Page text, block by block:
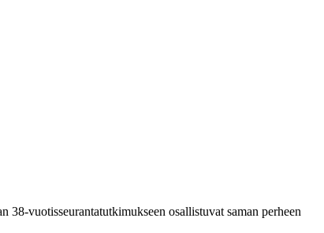
vuotisseurantatutkimukseen osallistuvat saman perheen